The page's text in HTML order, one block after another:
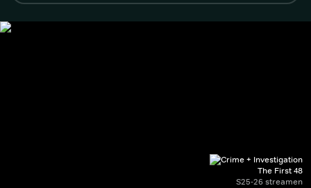
The First 48
S25-26 streamen